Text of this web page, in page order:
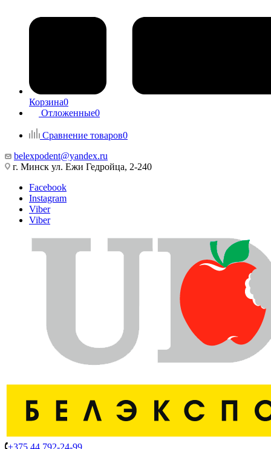
Корзина0
Отложенные0
Сравнение товаров0
belexpodent@yandex.ru
г. Минск ул. Ежи Гедройца, 2-240
Facebook
Instagram
Viber
Viber
+375 44 792-24-99